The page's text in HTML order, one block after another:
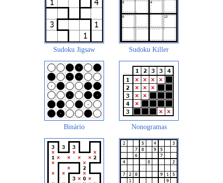
Sudoku Jigsaw Sudoku Killer
Binário Nonogramas